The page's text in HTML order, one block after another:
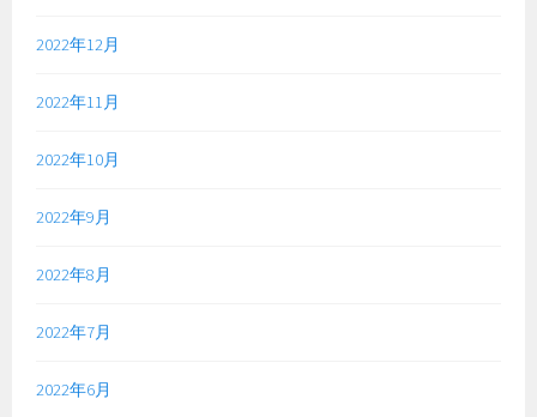
2022年12月
2022年11月
2022年10月
2022年9月
2022年8月
2022年7月
2022年6月